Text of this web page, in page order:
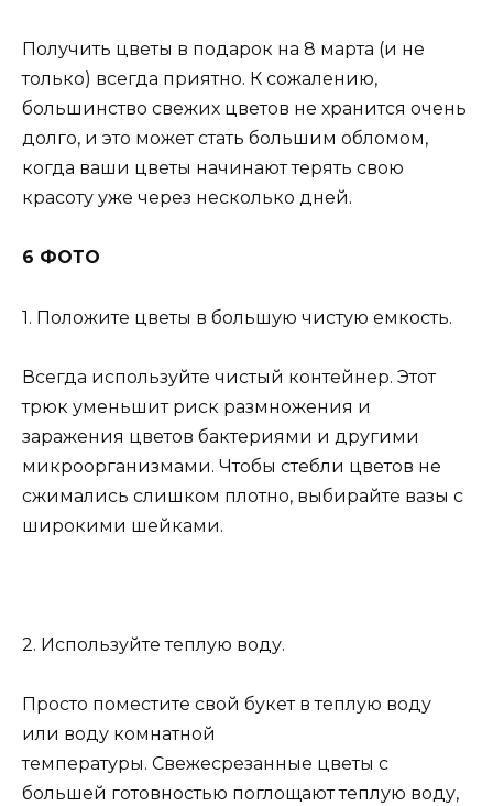
Получить цветы в подарок на 8 марта (и не
только) всегда приятно. К сожалению,
большинство свежих цветов не хранится очень
долго, и это может стать большим обломом,
когда ваши цветы начинают терять свою
красоту уже через несколько дней.
6 ФОТО
1. Положите цветы в большую чистую емкость.
Всегда используйте чистый контейнер. Этот
трюк уменьшит риск размножения и
заражения цветов бактериями и другими
микроорганизмами. Чтобы стебли цветов не
сжимались слишком плотно, выбирайте вазы с
широкими шейками.
2. Используйте теплую воду.
Просто поместите свой букет в теплую воду
или воду комнатной
температуры. Свежесрезанные цветы с
большей готовностью поглощают теплую воду,